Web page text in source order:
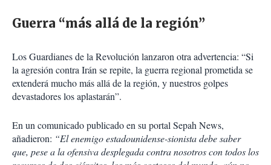
Guerra “más allá de la región”
Los Guardianes de la Revolución lanzaron otra advertencia: “Si
la agresión contra Irán se repite, la guerra regional prometida se
extenderá mucho más allá de la región, y nuestros golpes
devastadores los aplastarán”.
En un comunicado publicado en su portal Sepah News,
añadieron: “El enemigo estadounidense-sionista debe saber
que, pese a la ofensiva desplegada contra nosotros con todos los